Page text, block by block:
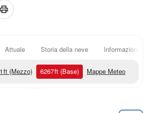
Attuale Storia della neve Informazioni
ft (Mezzo) 6267ft (Base) Mappe Meteo